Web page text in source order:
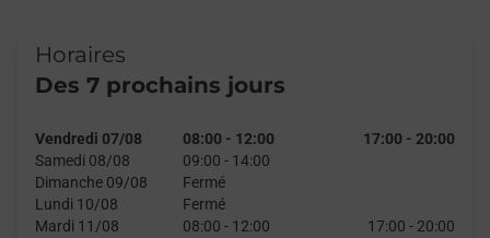
Horaires
Des 7 prochains jours
Vendredi 07/08 08:00 - 12:00 17:00 - 20:00
Samedi 08/08
09:00 - 14:00
Dimanche 09/08
Fermé
Lundi 10/08
Fermé
Mardi 11/08
08:00 - 12:00 17:00 - 20:00